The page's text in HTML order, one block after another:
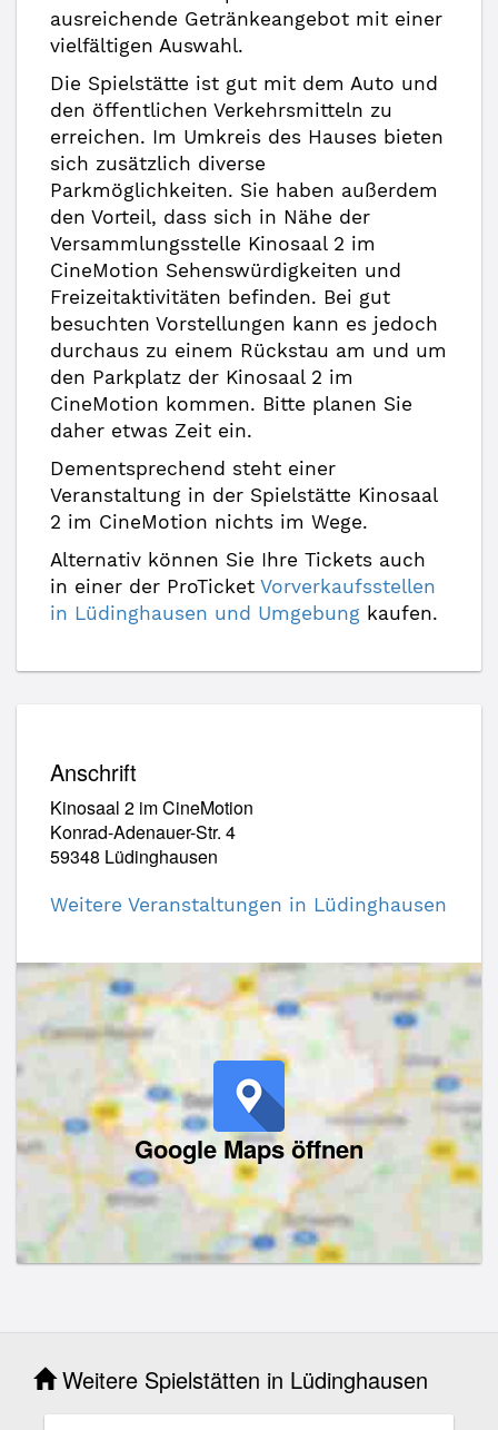
ausreichende Getränkeangebot mit einer
vielfältigen Auswahl.
Die Spielstätte ist gut mit dem Auto und
den öffentlichen Verkehrsmitteln zu
erreichen. Im Umkreis des Hauses bieten
sich zusätzlich diverse
Parkmöglichkeiten. Sie haben außerdem
den Vorteil, dass sich in Nähe der
Versammlungsstelle Kinosaal 2 im
CineMotion Sehenswürdigkeiten und
Freizeitaktivitäten befinden. Bei gut
besuchten Vorstellungen kann es jedoch
durchaus zu einem Rückstau am und um
den Parkplatz der Kinosaal 2 im
CineMotion kommen. Bitte planen Sie
daher etwas Zeit ein.
Dementsprechend steht einer
Veranstaltung in der Spielstätte Kinosaal
2 im CineMotion nichts im Wege.
Alternativ können Sie Ihre Tickets auch
in einer der ProTicket Vorverkaufsstellen
in Lüdinghausen und Umgebung kaufen.
Anschrift
Kinosaal 2 im CineMotion
Konrad-Adenauer-Str. 4
59348 Lüdinghausen
Weitere Veranstaltungen in Lüdinghausen
Google Maps öffnen
Weitere Spielstätten in Lüdinghausen